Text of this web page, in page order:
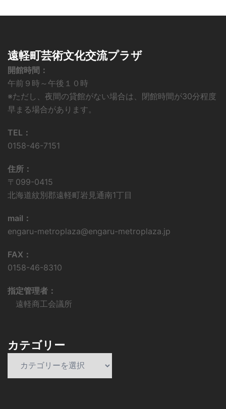
遠軽町芸術文化交流プラザ
開館時間：
午前９時～午後１０時
※ただし、夜間の貸館がない場合は、閉館時間が30分程度
早まる場合があります。
TEL：
0158-46-7151
住所：
〒099-0415
北海道紋別郡遠軽町岩見通南1丁目
mail：
engaru-metroplaza@engaru-metroplaza.jp
FAX：
0158-46-8310
指定管理者：
遠軽商工会議所
カテゴリー